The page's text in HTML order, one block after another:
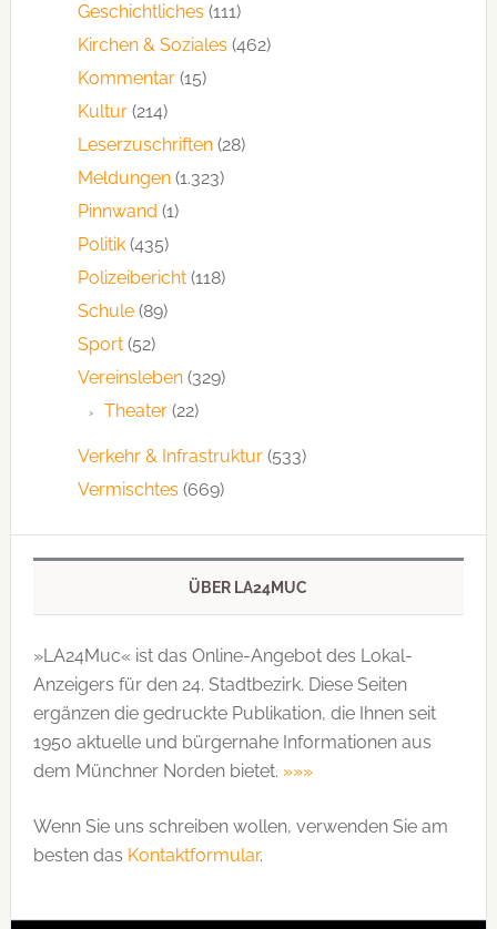
Geschichtliches (111)
Kirchen & Soziales (462)
Kommentar(15)
Kultur(214)
Leserzuschriften(28)
Meldungen(1.323)
Pinnwand (1)
Politik(435)
Polizeibericht(118)
Schule(89)
Sport(52)
Vereinsleben(329)
Theater(22)
Verkehr & Infrastruktur(533)
Vermischtes (669)
ÜBER LA24MUC
»LA24Muc« ist das Online-Angebot des Lokal-
Anzeigers für den 24. Stadtbezirk. Diese Seiten
ergänzen die gedruckte Publi­kation, die Ihnen seit
1950 aktuelle und bürgernahe Informationen aus
dem Münchner Norden bietet. »»»
Wenn Sie uns schreiben wollen, verwenden Sie am
besten das Kontaktformular.